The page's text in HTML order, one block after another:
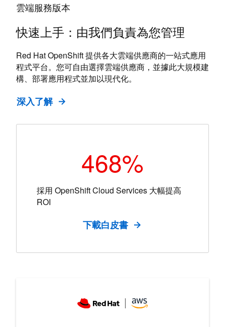
之前我們很難以期望的速度和成本，提供
高品質的數位行銷服務。現在的我們則是
一家截然不同的企業，不但具備現代思
維，並且認為 Red Hat 對我們的轉型成功
厥功甚偉。
Mike Kelliher
技術總監,
雖然在虛擬環境中快速擴展應用程式極富
挑戰性，但我們現在能以快上一百倍的速
度，利用更為簡易的方式擴展我們的獎勵
平台。
Michalis Chrysostomidis
AI 驅動的智慧應用程式交付速度。
在 Red Hat OpenShift 上運作 AI/ML
正因與優秀的 Red Hat 同事合作，我們才
點，進而革新醫療保健。
Jonathan Perlin 博士
醫療長,
about the HCA Healthcare case
善用 Red Hat OpenShift 的邊緣運算功能，將各種應
用程式服務擴展到遠端位置，並可即時分析輸入的
資料。
Red Hat 邊緣技術
的工作效率變得更高、推出各項功能的速
度更快，而且中斷的情形也變少了…
Christian Schulze
雲端服務版本
快速上手：由我們負責為您管理
Red Hat OpenShift 提供各大雲端供應商的一站式應用
程式平台。您可自由選擇雲端供應商，並據此大規模建
構、部署應用程式並加以現代化。
深入了解 about Red Hat OpenShift cloud
468%
採用 OpenShift Cloud Services 大幅提高
ROI
下載白皮書 on the Total